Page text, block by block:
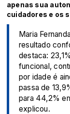
apenas sua
cuidadores e os
Maria
resultado
destaca:
funcional,
por idade é
passa de
para 44,2%
explicou.